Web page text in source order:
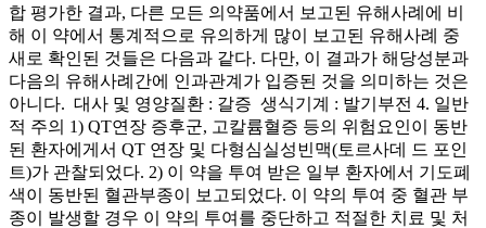
합 평가한 결과, 다른 모든 의약품에서 보고된 유해사례에 비
해 이 약에서 통계적으로 유의하게 많이 보고된 유해사례 중
새로 확인된 것들은 다음과 같다. 다만, 이 결과가 해당성분과
다음의 유해사례간에 인과관계가 입증된 것을 의미하는 것은
아니다. ­ 대사 및 영양질환 : 갈증 ­ 생식기계 : 발기부전 4. 일반
적 주의 1) QT연장 증후군, 고칼륨혈증 등의 위험요인이 동반
된 환자에게서 QT 연장 및 다형심실성빈맥(토르사데 드 포인
트)가 관찰되었다. 2) 이 약을 투여 받은 일부 환자에서 기도폐
색이 동반된 혈관부종이 보고되었다. 이 약의 투여 중 혈관 부
종이 발생할 경우 이 약의 투여를 중단하고 적절한 치료 및 처